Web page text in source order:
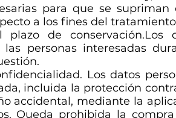
para que se
a los fines del
plazo de
las personas interesadas
Los datos
incluida la protección
accidental, mediante la
Queda prohibida la